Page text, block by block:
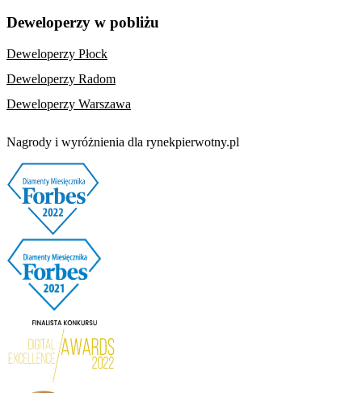
Deweloperzy w pobliżu
Deweloperzy Płock
Deweloperzy Radom
Deweloperzy Warszawa
Nagrody i wyróżnienia dla rynekpierwotny.pl